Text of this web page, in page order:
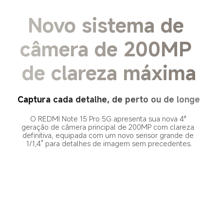
Novo sistema de
câmera de 200MP
de clareza máxima
Captura cada detalhe, de perto ou de longe
O REDMI Note 15 Pro 5G apresenta sua nova 4ª
geração de câmera principal de 200MP com clareza
definitiva, equipada com um novo sensor grande de
1/1,4" para detalhes de imagem sem precedentes.